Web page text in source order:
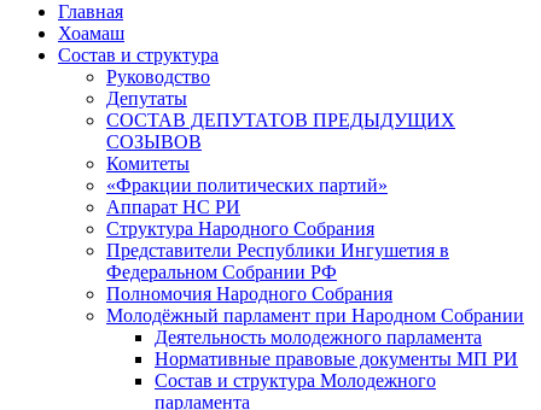
Главная
Хоамаш
Состав и структура
Руководство
Депутаты
СОСТАВ ДЕПУТАТОВ ПРЕДЫДУЩИХ
СОЗЫВОВ
Комитеты
«Фракции политических партий»
Аппарат НС РИ
Структура Народного Собрания
Представители Республики Ингушетия в
Федеральном Собрании РФ
Полномочия Народного Собрания
Молодёжный парламент при Народном Собрании
Деятельность молодежного парламента
Нормативные правовые документы МП РИ
Состав и структура Молодежного
парламента